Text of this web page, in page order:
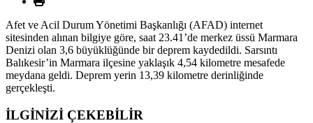
Afet ve Acil Durum Yönetimi Başkanlığı (AFAD) internet
sitesinden alınan bilgiye göre, saat 23.41’de merkez üssü Marmara
Denizi olan 3,6 büyüklüğünde bir deprem kaydedildi. Sarsıntı
Balıkesir’in Marmara ilçesine yaklaşık 4,54 kilometre mesafede
meydana geldi. Deprem yerin 13,39 kilometre derinliğinde
gerçekleşti.
İLGİNİZİ ÇEKEBİLİR